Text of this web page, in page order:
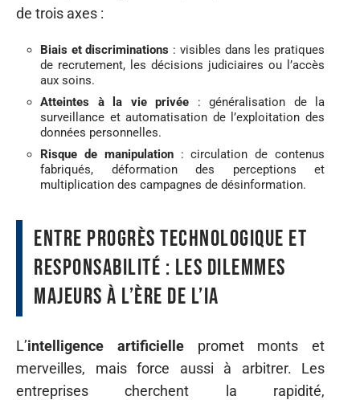
de trois axes :
Biais et discriminations : visibles dans les pratiques
de recrutement, les décisions judiciaires ou l’accès
aux soins.
Atteintes à la vie privée : généralisation de la
surveillance et automatisation de l’exploitation des
données personnelles.
Risque de manipulation: circulation de contenus
fabriqués, déformation des perceptions et
multiplication des campagnes de désinformation.
Entre progrès technologique et
responsabilité : les dilemmes
majeurs à l’ère de l’IA
L’intelligence artificiellepromet monts et
merveilles, mais force aussi à arbitrer. Les
entreprises cherchent la rapidité,